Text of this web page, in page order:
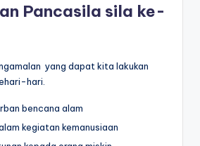
Pancasila sila ke-
yang dapat kita lakukan
hari.
bencana alam
kegiatan kemanusiaan